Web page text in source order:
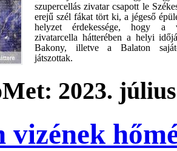
szupercellás zivatar csapott le
erejű szél fákat tört ki, a jégeső
helyzet érdekessége, hogy a
zivatarcella hátterében a helyi
Bakony, illetve a Balaton
játszottak.
2023.
vizének